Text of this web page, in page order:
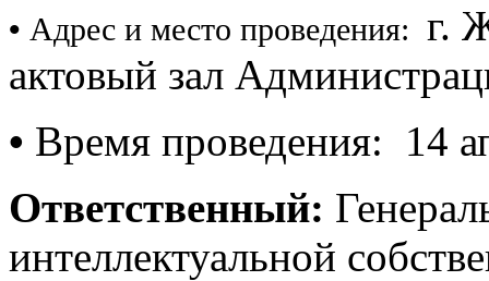
• Адрес и место проведения: г.
актовый зал
• Время проведения: 14
Ответственный:
интеллектуальной